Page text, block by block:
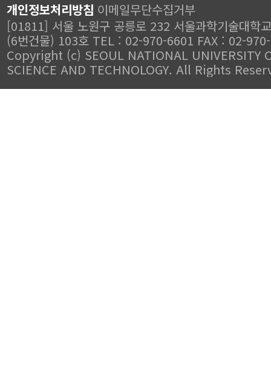
개인정보처리방침 이메일무단수집거부
[01811] 서울 노원구 공릉로 232 서울과학기술대학
(6번건물) 103호 TEL : 02-970-6601 FAX : 02-
Copyright (c) SEOUL NATIONAL UNIVERSITY
SCIENCE AND TECHNOLOGY. All Rights